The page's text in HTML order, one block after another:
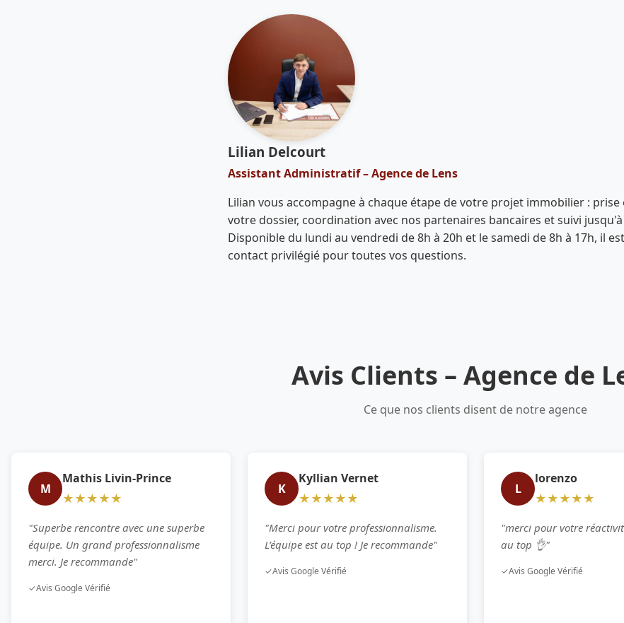
Lilian Delcourt
Assistant Administratif – Agence de Lens
Lilian vous accompagne à chaque étape de votre projet immobilier : prise
votre dossier, coordination avec nos partenaires bancaires et suivi
Disponible du lundi au vendredi de 8h à 20h et le samedi de 8h à 17h, il
contact privilégié pour toutes vos questions.
Avis Clients – Agence de
Ce que nos clients disent de notre agence
M
Mathis Livin-Prince
★★★★★
"Superbe rencontre avec une superbe
équipe. Un grand professionnalisme
merci. Je recommande"
✓Avis Google Vérifié
K
Kyllian Vernet
★★★★★
"Merci pour votre professionnalisme.
L’équipe est au top ! Je recommande"
✓Avis Google Vérifié
L
lorenzo
★★★★★
"merci pour votre
au top 👌"
✓Avis Google Vérifié